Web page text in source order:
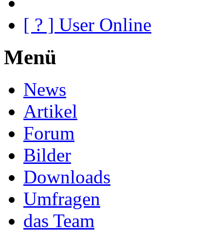
[ ? ] User Online
Menü
News
Artikel
Forum
Bilder
Downloads
Umfragen
das Team